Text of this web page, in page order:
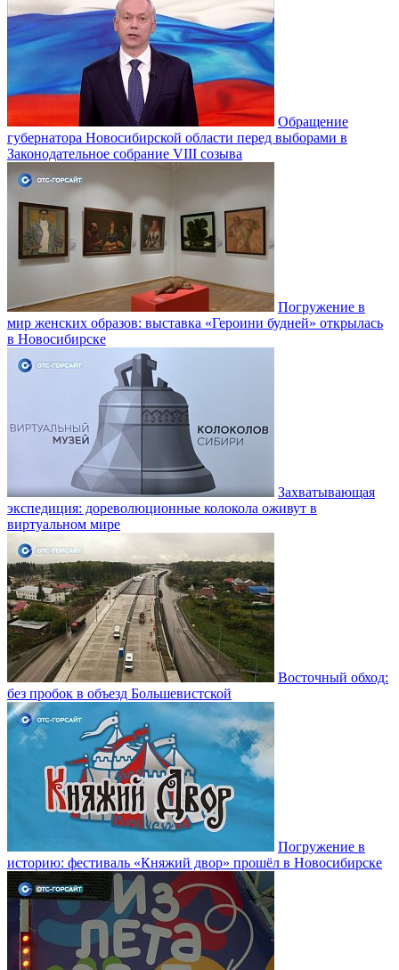
Обращение
губернатора Новосибирской области перед выборами в
Законодательное собрание VIII созыва
Погружение в
мир женских образов: выставка «Героини будней» открылась
в Новосибирске
Захватывающая
экспедиция: дореволюционные колокола оживут в
виртуальном мире
Восточный обход:
без пробок в объезд Большевистской
Погружение в
историю: фестиваль «Княжий двор» прошёл в Новосибирске